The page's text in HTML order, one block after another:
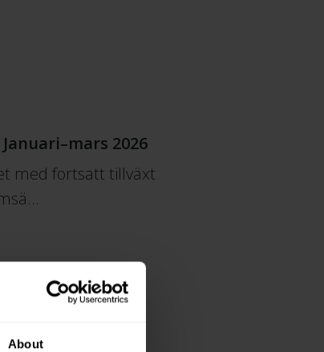
About
2026
med fortsatt tillväxt